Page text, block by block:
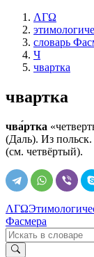
ΛΓΩ
словарь
Ч
чвартка
чвартка
чва́ртка
(Даль). Из
(см. четвёртый).
ΛΓΩ
Фасмера